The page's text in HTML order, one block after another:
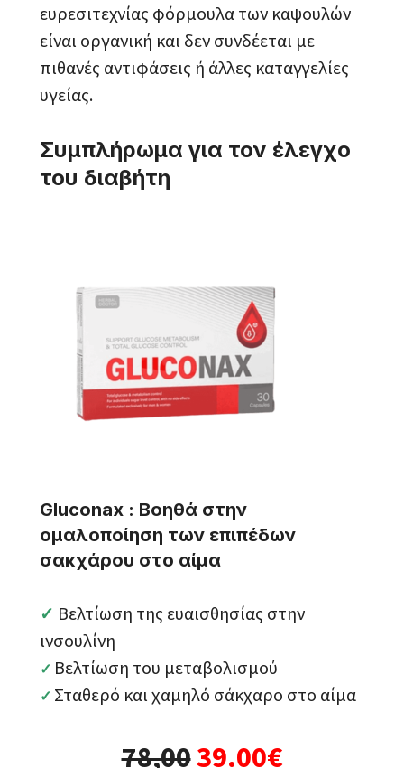
ευρεσιτεχνίας φόρμουλα των καψουλών
είναι οργανική και δεν συνδέεται με
πιθανές αντιφάσεις ή άλλες καταγγελίες
υγείας.
Συμπλήρωμα για τον έλεγχο
του διαβήτη
Gluconax : Βοηθά στην
ομαλοποίηση των επιπέδων
σακχάρου στο αίμα
✓ Bελτίωση της ευαισθησίας στην
ινσουλίνη
✓ Bελτίωση του μεταβολισμού
✓ Σταθερό και χαμηλό σάκχαρο στο αίμα
78,0039.00€